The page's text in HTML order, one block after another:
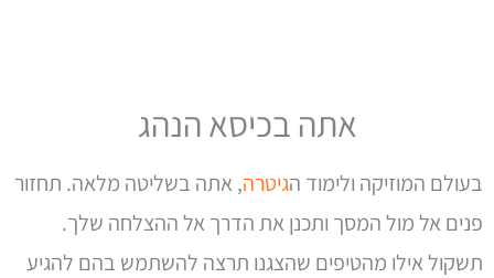
אתה בכיסא הנהג
בעולם המוזיקה ולימוד הגיטרה, אתה בשליטה מלאה. תחזור
פנים אל מול המסך ותכנן את הדרך אל ההצלחה שלך.
תשקול אילו מהטיפים שהצגנו תרצה להשתמש בהם להגיע